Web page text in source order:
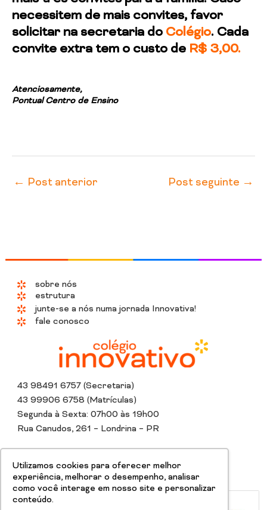
Utilizamos cookies para oferecer melhor
experiência, melhorar o desempenho, analisar
como você interage em nosso site e personalizar
conteúdo.
necessitem de mais convites, favor
solicitar na secretaria do Colégio. Cada
convite extra tem o custo de R$ 3,00.
Atenciosamente,
Pontual Centro de Ensino
← Post anterior Post seguinte →
sobre nós
estrutura
junte-se a nós numa jornada Innovativa!
fale conosco
43 98491 6757 (Secretaria)
43 99906 6758 (Matrículas)
Segunda à Sexta: 07h00 às 19h00
Rua Canudos, 261 – Londrina – PR
InstagramWhatsapp
Tiktok Linkedin